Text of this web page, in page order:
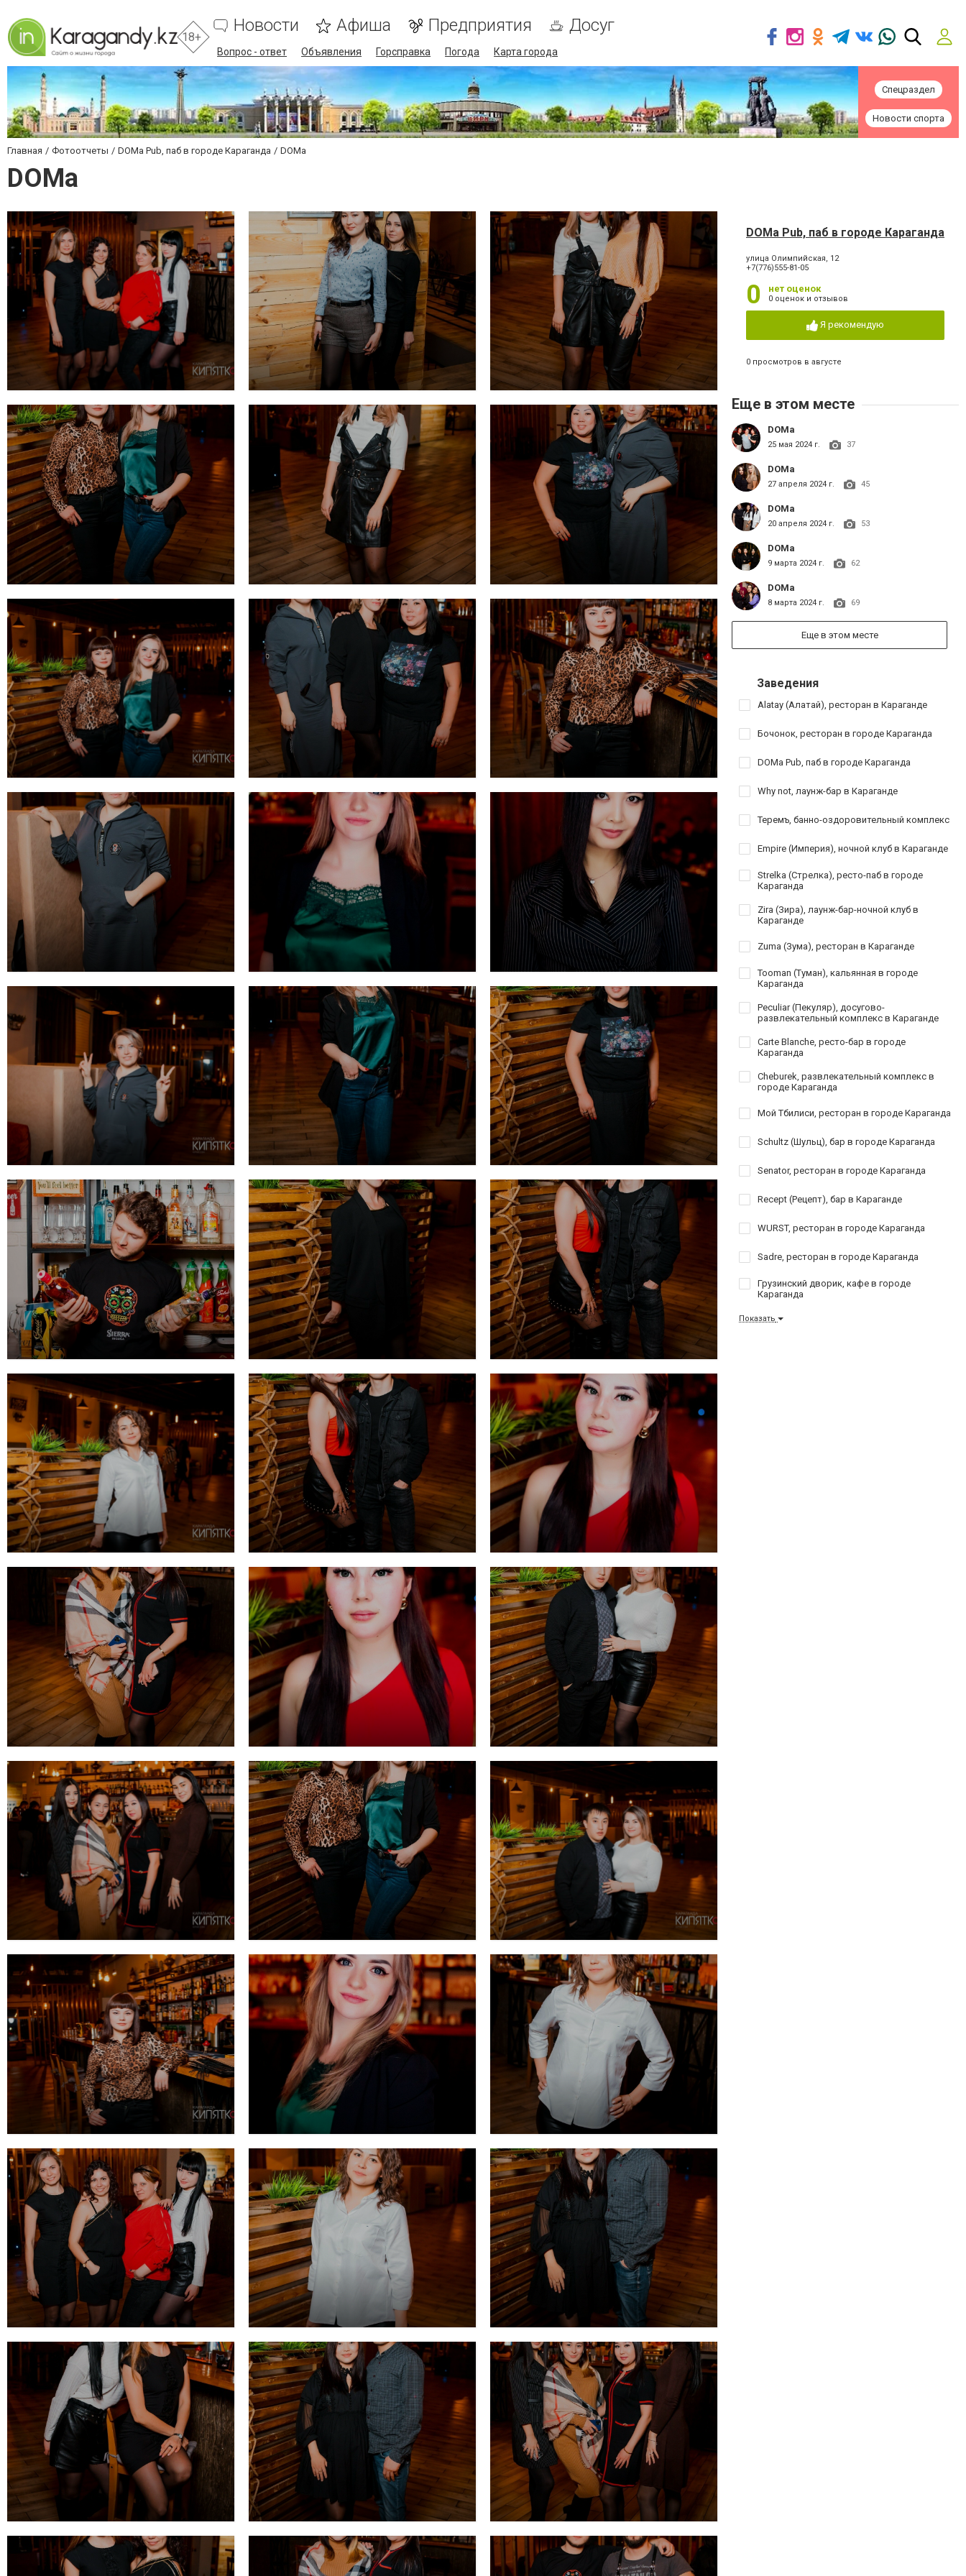
18+
Новости Афиша Предприятия Досуг
Вопрос - ответ Объявления Горсправка Погода Карта города
Спецраздел
Новости спорта
Главная Фотоотчеты DOMa Pub, паб в городе Караганда DOMa
DOMa
DOMa Pub, паб в городе Караганда
улица Олимпийская, 12
+7(776)555-81-05
0 нет оценок
0 оценок и отзывов
Я рекомендую
0 просмотров в августе
Еще в этом месте
DOMa
25 мая 2024 г. 37
DOMa
27 апреля 2024 г. 45
DOMa
20 апреля 2024 г. 53
DOMa
9 марта 2024 г. 62
DOMa
8 марта 2024 г. 69
Еще в этом месте
Заведения
Alatay (Алатай), ресторан в Караганде
Бочонок, ресторан в городе Караганда
DOMa Pub, паб в городе Караганда
Why not, лаунж-бар в Караганде
Теремъ, банно-оздоровительный комплекс
Empire (Империя), ночной клуб в Караганде
Strelka (Стрелка), ресто-паб в городе
Караганда
Zira (Зира), лаунж-бар-ночной клуб в
Караганде
Zuma (Зума), ресторан в Караганде
Tooman (Туман), кальянная в городе
Караганда
Peculiar (Пекуляр), досугово-
развлекательный комплекс в Караганде
Carte Blanche, ресто-бар в городе
Караганда
Cheburek, развлекательный комплекс в
городе Караганда
Мой Тбилиси, ресторан в городе Караганда
Schultz (Шульц), бар в городе Караганда
Senator, ресторан в городе Караганда
Recept (Рецепт), бар в Караганде
WURST, ресторан в городе Караганда
Sadre, ресторан в городе Караганда
Грузинский дворик, кафе в городе
Караганда
Показать